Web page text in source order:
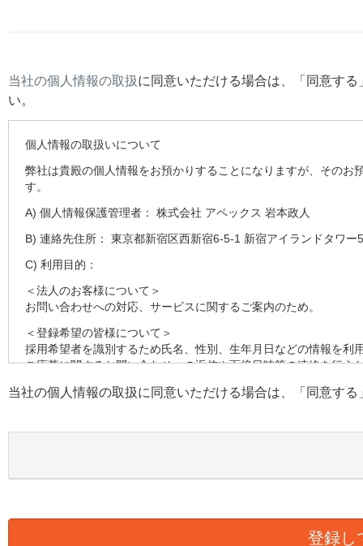
当社の個人情報の取扱に同意いただける場合は、「同意す
い。
個人情報の取扱いについて
弊社は貴殿の個人情報をお預かりすることになりますが、その
す。
A) 個人情報保護管理者： 株式会社 アペックス 岩本政人
B) 連絡先住所： 東京都新宿区西新宿6-5-1 新宿アイランドタワー
C) 利用目的：
＜法人のお客様について＞
お問い合わせへの対応、サービスに関するご案内のため。
＜登録希望の皆様について＞
採用希望者を識別するため氏名、性別、生年月日などの情報を利
ご応募に関するお問い合わせへの返信や面接日時等の連絡を行
採用の検討のため健康状態、職務経歴、スキルシート、資格等の
E) 個人情報の取扱い業務の委託：
ります。この場合、個人情報を適切に取り扱っていると認めら
様の個人情報の漏洩防止に必要な事項を取決め、適切な管理を実
当社の個人情報の取扱に同意いただける場合は、「同意す